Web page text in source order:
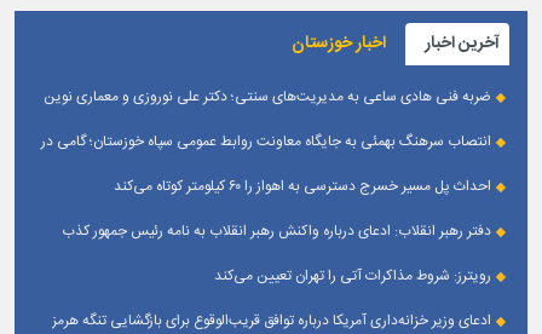
آخرین اخبار اخبار خوزستان
ضربه فنی هادی ساعی به مدیریت‌های سنتی؛ دکتر علی نوروزی و معماری نوین
انتصاب سرهنگ بهمئی به جایگاه معاونت روابط عمومی سپاه خوزستان؛ گامی در
احداث پل مسیر خسرج دسترسی به اهواز را ۶۰ کیلومتر کوتاه می‌کند
دفتر رهبر انقلاب: ادعای درباره واکنش رهبر انقلاب به نامه رئیس جمهور کذب
رویترز: شروط مذاکرات آتی را تهران تعیین می‌کند
ادعای وزیر خزانه‌داری آمریکا درباره توافق قریب‌الوقوع برای بازگشایی تنگه هرمز